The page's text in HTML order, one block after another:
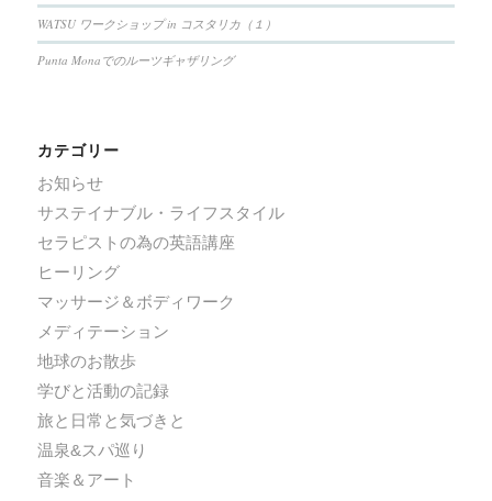
WATSU ワークショップ in コスタリカ（１）
Punta Monaでのルーツギャザリング
カテゴリー
お知らせ
サステイナブル・ライフスタイル
セラピストの為の英語講座
ヒーリング
マッサージ＆ボディワーク
メディテーション
地球のお散歩
学びと活動の記録
旅と日常と気づきと
温泉&スパ巡り
音楽＆アート